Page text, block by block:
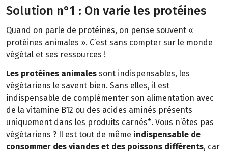
Solution n°1 : On varie les protéines
Quand on parle de protéines, on pense souvent «
protéines animales ». C’est sans compter sur le monde
végétal et ses ressources !
Les protéines animales sont indispensables, les
végétariens le savent bien. Sans elles, il est
indispensable de complémenter son alimentation avec
de la vitamine B12 ou des acides aminés présents
uniquement dans les produits carnés*. Vous n’êtes pas
végétariens ? Il est tout de même indispensable de
consommer des viandes et des poissons différents, car